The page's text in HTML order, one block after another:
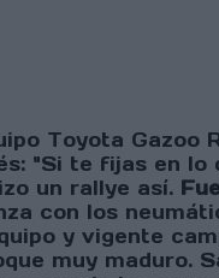
Toyota Gazoo
"Si te fijas en lo
un rallye así.
con los
y vigente
muy maduro.